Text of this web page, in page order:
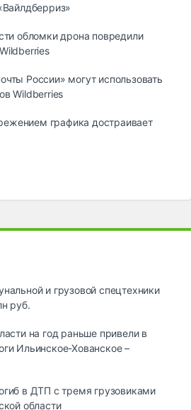
обломки дрона повредили
России» могут использовать
Wildberries
графика достраивает
и грузовой спецтехники
руб.
на год раньше привели в
Ильинское-Хованское –
в ДТП с тремя грузовиками
области